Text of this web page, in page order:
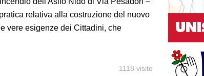
relativa alla costruzione del nuovo
vere esigenze dei Cittadini, che
1118 visite